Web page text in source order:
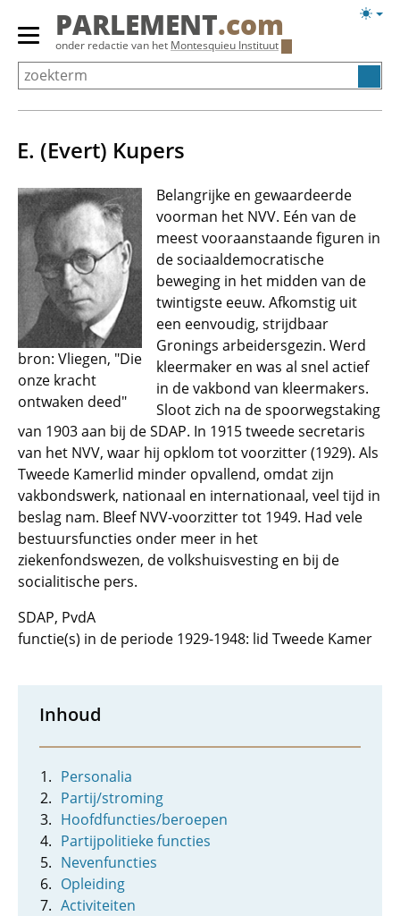
Overslaan
Primair
menu
tonen/verbergen
PARLEMENT.com
onder redactie van het Montesquieu Instituut
E. (Evert) Kupers
bron: Vliegen, "Die
onze kracht
ontwaken deed"
Belangrijke en gewaardeerde
voorman het NVV. Eén van de
meest vooraanstaande figuren in
de sociaaldemocratische
beweging in het midden van de
twintigste eeuw. Afkomstig uit
een eenvoudig, strijdbaar
Gronings arbeidersgezin. Werd
kleermaker en was al snel actief
in de vakbond van kleermakers.
Sloot zich na de spoorwegstaking
van 1903 aan bij de SDAP. In 1915 tweede secretaris
van het NVV, waar hij opklom tot voorzitter (1929). Als
Tweede Kamerlid minder opvallend, omdat zijn
vakbondswerk, nationaal en internationaal, veel tijd in
beslag nam. Bleef NVV-voorzitter tot 1949. Had vele
bestuursfuncties onder meer in het
ziekenfondswezen, de volkshuisvesting en bij de
socialitische pers.
SDAP, PvdA
functie(s) in de periode 1929-1948: lid Tweede Kamer
Inhoud
Personalia
Partij/stroming
Hoofdfuncties/beroepen
Partijpolitieke functies
Nevenfuncties
Opleiding
Activiteiten